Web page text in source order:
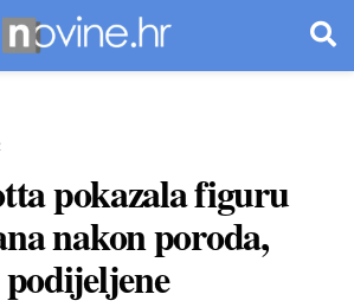
pokazala figuru
nakon poroda,